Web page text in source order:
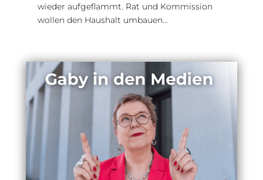
wieder aufgeflammt. Rat und Kommission
wollen den Haushalt umbauen…